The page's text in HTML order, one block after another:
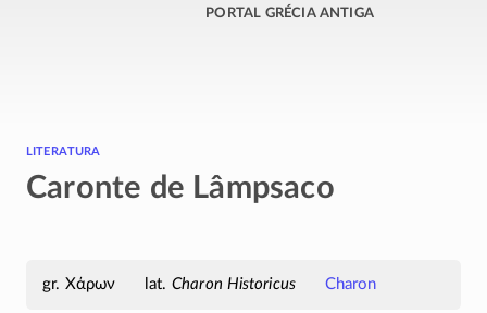
portal grécia antiga
literatura
Caronte de Lâmpsaco
Χάρων Charon Historicus Charon